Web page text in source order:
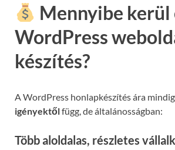
Mennyibe kerül
WordPress
készítés?
A WordPress honlapkészítés ára
igényektőlfügg, de általánosságban:
Több aloldalas, részletes